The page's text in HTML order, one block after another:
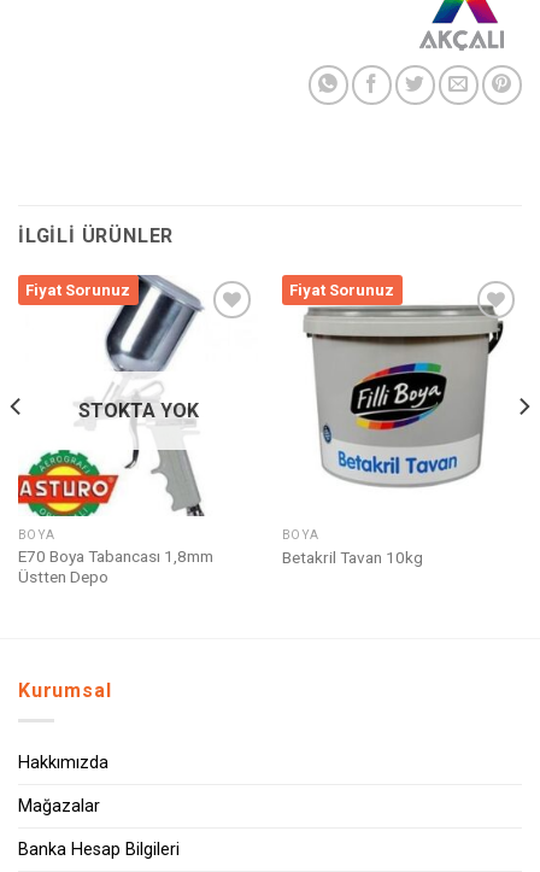
İLGILI ÜRÜNLER
Fiyat Sorunuz
STOKTA YOK
BOYA
E70 Boya Tabancası 1,8mm
Üstten Depo
Fiyat Sorunuz
Listeme
Ekle
BOYA
Betakril Tavan 10kg
Kurumsal
Hakkımızda
Mağazalar
Banka Hesap Bilgileri